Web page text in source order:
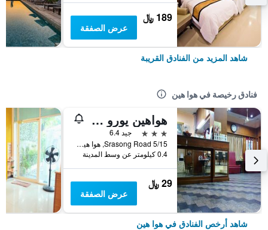
189 ﷼
عرض الصفقة
شاهد المزيد من الفنادق القريبة
فنادق رخيصة في هوا هين
هواهين يورو سيتي هوتل
3 نجوم
جيد 6.4
5/15 Srasong Road, هوا هين, تايلاند
0.4 كيلومتر عن وسط المدينة
29 ﷼
عرض الصفقة
شاهد أرخص الفنادق في هوا هين